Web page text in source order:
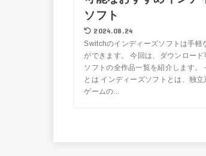
ソフト
2024.08.24
Switchのインディーズソフトは手軽
ができます。 今回は、ダウンロー
ソフトの全作品一覧を紹介します。
とは インディーズソフトとは、独
ゲームの...